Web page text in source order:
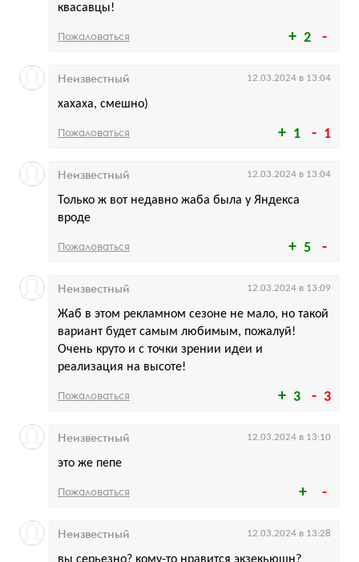
2
квасавцы!
Пожаловаться
1 1
хахаха, смешно)
Неизвестный 12.03.2024 в 13:04
Пожаловаться
5
Только ж вот недавно жаба была у Яндекса
вроде
Неизвестный 12.03.2024 в 13:04
Пожаловаться
3 3
Жаб в этом рекламном сезоне не мало, но такой
вариант будет самым любимым, пожалуй!
Очень круто и с точки зрении идеи и
реализация на высоте!
Неизвестный 12.03.2024 в 13:09
Пожаловаться
это же пепе
Неизвестный 12.03.2024 в 13:10
Пожаловаться
вы серьезно? кому-то нравится экзекьюшн?
Неизвестный 12.03.2024 в 13:28